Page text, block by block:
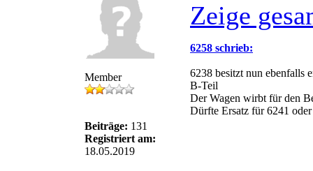
Member
Beiträge: 131
Registriert am:
18.05.2019
Zeige
6258 schrieb:
6238 besitzt nun ebenfalls
B-Teil
Der Wagen wirbt für den
Dürfte Ersatz für 6241